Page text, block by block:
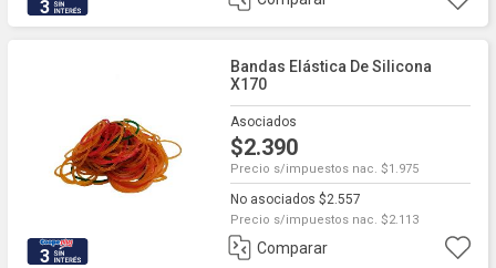
3
3
Bandas Elástica De Silicona
X170
Asociados
$2.390
Precio s/impuestos nac. $1.975
No asociados $2.557
Precio s/impuestos nac. $2.113
Comparar